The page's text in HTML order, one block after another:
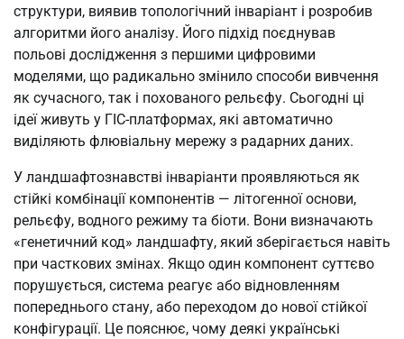
структури, виявив топологічний інваріант і розробив
алгоритми його аналізу. Його підхід поєднував
польові дослідження з першими цифровими
моделями, що радикально змінило способи вивчення
як сучасного, так і похованого рельєфу. Сьогодні ці
ідеї живуть у ГІС-платформах, які автоматично
виділяють флювіальну мережу з радарних даних.
У ландшафтознавстві інваріанти проявляються як
стійкі комбінації компонентів — літогенної основи,
рельєфу, водного режиму та біоти. Вони визначають
«генетичний код» ландшафту, який зберігається навіть
при часткових змінах. Якщо один компонент суттєво
порушується, система реагує або відновленням
попереднього стану, або переходом до нової стійкої
конфігурації. Це пояснює, чому деякі українські